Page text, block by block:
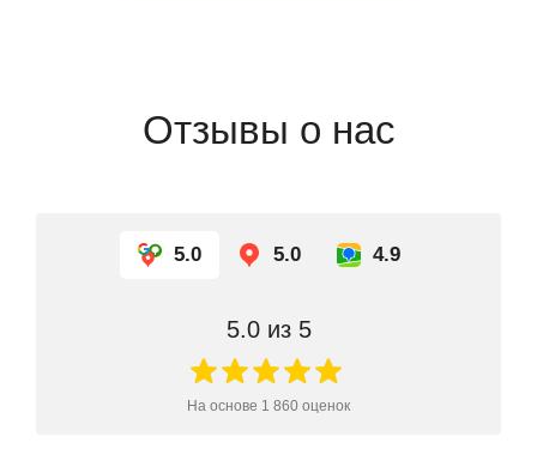
Отзывы о нас
5.0 5.0 4.9
5.0из 5
На основе 1 860 оценок